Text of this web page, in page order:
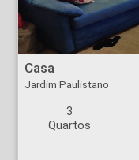
Casa - Jardim Paulistano - Ribeirão Preto
Casa
Jardim Paulistano
3
Quartos